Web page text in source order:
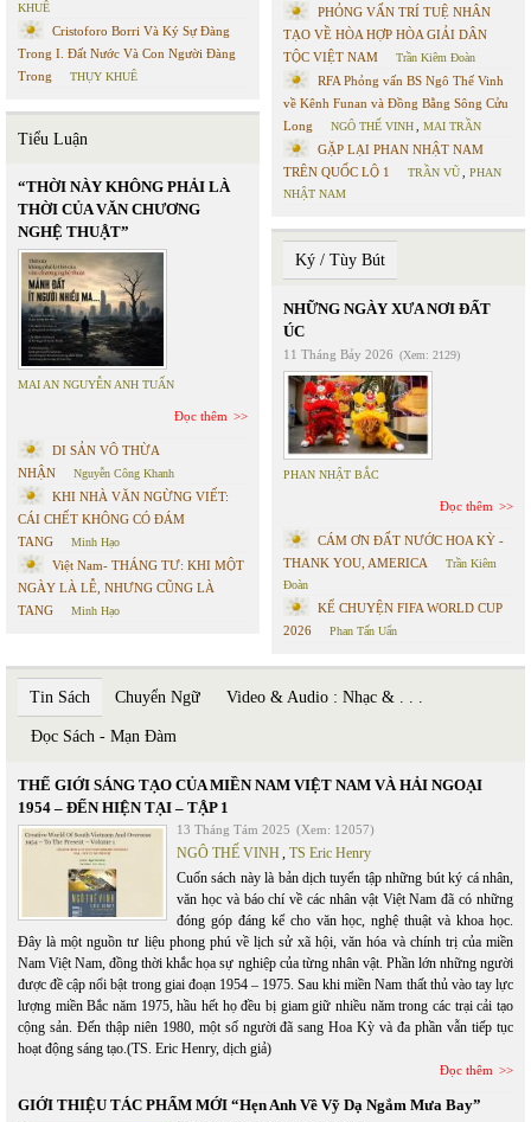
KHUÊ
Cristoforo Borri Và Ký Sự Đàng
Trong I. Đất Nước Và Con Người Đàng
Trong
THỤY KHUÊ
Tiểu Luận
“THỜI NÀY KHÔNG PHẢI LÀ
THỜI CỦA VĂN CHƯƠNG
NGHỆ THUẬT”
MAI AN NGUYỄN ANH TUẤN
Đọc thêm
DI SẢN VÔ THỪA
NHẬN
Nguyễn Công Khanh
KHI NHÀ VĂN NGỪNG VIẾT:
CÁI CHẾT KHÔNG CÓ ĐÁM
TANG
Minh Hạo
Việt Nam- THÁNG TƯ: KHI MỘT
NGÀY LÀ LỄ, NHƯNG CŨNG LÀ
TANG
Minh Hạo
PHỎNG VẤN TRÍ TUỆ NHÂN
TẠO VỀ HÒA HỢP HÒA GIẢI DÂN
TỘC VIỆT NAM
Trần Kiêm Đoàn
RFA Phỏng vấn BS Ngô Thế Vinh
về Kênh Funan và Đồng Bằng Sông Cửu
Long
NGÔ THẾ VINH, MAI TRẦN
GẶP LẠI PHAN NHẬT NAM
TRÊN QUỐC LỘ 1
TRẦN VŨ, PHAN
NHẬT NAM
Ký / Tùy Bút
NHỮNG NGÀY XƯA NƠI ĐẤT
ÚC
11 Tháng Bảy 2026 (Xem: 2129)
PHAN NHẬT BẮC
Đọc thêm
CÁM ƠN ĐẤT NƯỚC HOA KỲ -
THANK YOU, AMERICA
Trần Kiêm
Đoàn
KỂ CHUYỆN FIFA WORLD CUP
2026
Phan Tấn Uẩn
Tin Sách Chuyển Ngữ Video & Audio : Nhạc & . . .
Đọc Sách - Mạn Đàm
THẾ GIỚI SÁNG TẠO CỦA MIỀN NAM VIỆT NAM VÀ HẢI NGOẠI
1954 – ĐẾN HIỆN TẠI – TẬP 1
13 Tháng Tám 2025 (Xem: 12057)
NGÔ THẾ VINH, TS Eric Henry
Cuốn sách này là bản dịch tuyển tập những bút ký cá nhân,
văn học và báo chí về các nhân vật Việt Nam đã có những
đóng góp đáng kể cho văn học, nghệ thuật và khoa học.
Đây là một nguồn tư liệu phong phú về lịch sử xã hội, văn hóa và chính trị của miền
Nam Việt Nam, đồng thời khắc họa sự nghiệp của từng nhân vật. Phần lớn những người
được đề cập nổi bật trong giai đoạn 1954 – 1975. Sau khi miền Nam thất thủ vào tay lực
lượng miền Bắc năm 1975, hầu hết họ đều bị giam giữ nhiều năm trong các trại cải tạo
cộng sản. Đến thập niên 1980, một số người đã sang Hoa Kỳ và đa phần vẫn tiếp tục
hoạt động sáng tạo.(TS. Eric Henry, dịch giả)
Đọc thêm
GIỚI THIỆU TÁC PHẨM MỚI “Hẹn Anh Về Vỹ Dạ Ngắm Mưa Bay”